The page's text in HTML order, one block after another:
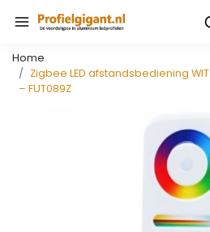
Home
Zigbee LED afstandsbediening
– FUT089Z